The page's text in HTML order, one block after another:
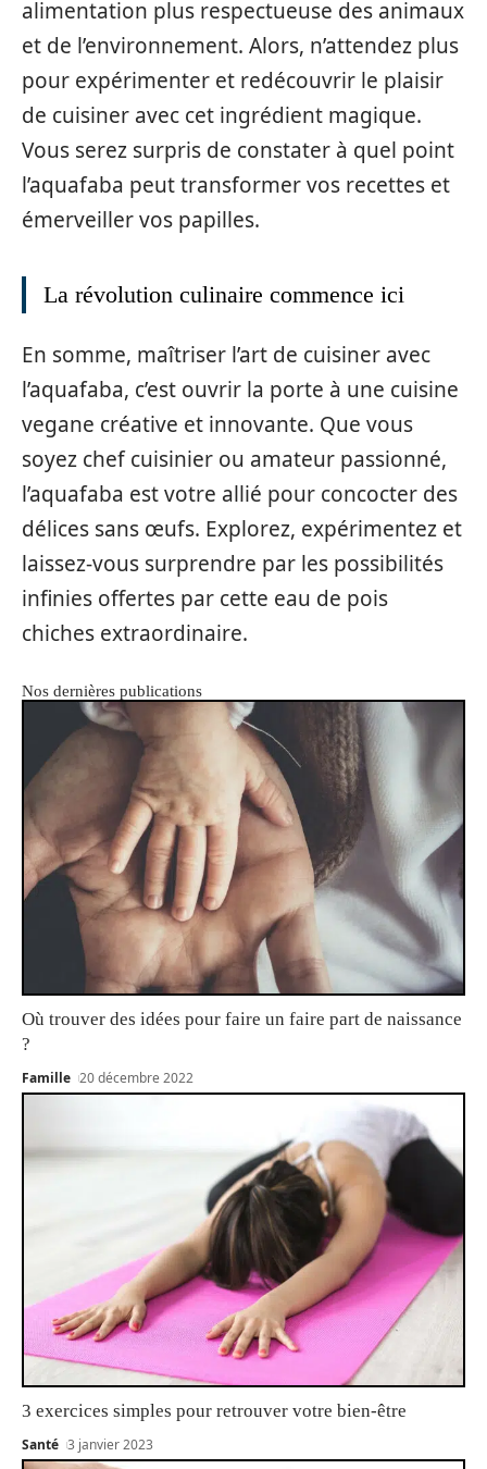
alimentation plus respectueuse des animaux
et de l’environnement. Alors, n’attendez plus
pour expérimenter et redécouvrir le plaisir
de cuisiner avec cet ingrédient magique.
Vous serez surpris de constater à quel point
l’aquafaba peut transformer vos recettes et
émerveiller vos papilles.
La révolution culinaire commence ici
En somme, maîtriser l’art de cuisiner avec
l’aquafaba, c’est ouvrir la porte à une cuisine
vegane créative et innovante. Que vous
soyez chef cuisinier ou amateur passionné,
l’aquafaba est votre allié pour concocter des
délices sans œufs. Explorez, expérimentez et
laissez-vous surprendre par les possibilités
infinies offertes par cette eau de pois
chiches extraordinaire.
Nos dernières publications
Où trouver des idées pour faire un faire part de naissance
?
Famille 20 décembre 2022
3 exercices simples pour retrouver votre bien-être
Santé 3 janvier 2023